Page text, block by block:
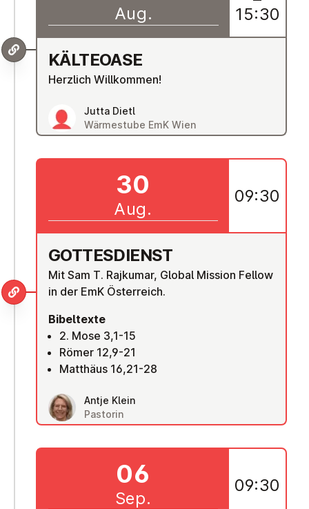
KÄLTEOASE
Herzlich Willkommen!
Jutta Dietl
Wärmestube EmK Wien
Aug. 15:30
GOT­TES­DIENST
Mit Sam T. Rajkumar, Global Mission Fellow
in der EmK Österreich.
Bibeltexte
2. Mose 3,1-15
Römer 12,9-21
Matthäus 16,21-28
Antje Klein
Pastorin
30
Aug.
09:30
06
Sep.
09:30